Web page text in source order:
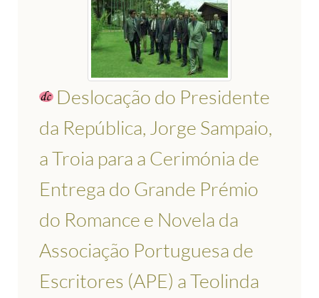
Deslocação do Presidente
da República, Jorge Sampaio,
a Troia para a Cerimónia de
Entrega do Grande Prémio
do Romance e Novela da
Associação Portuguesa de
Escritores (APE) a Teolinda